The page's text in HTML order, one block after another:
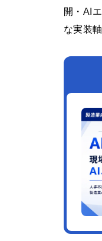
開・AI
な実装